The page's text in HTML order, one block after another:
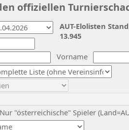
offiziellen
Vorname
Nur "österreichische" Spieler
AUT-Elolisten
13.945